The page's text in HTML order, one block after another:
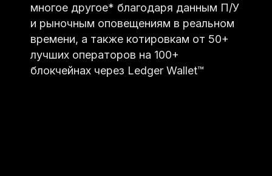
многое другое* благодаря данным П/У
и рыночным оповещениям в реальном
времени, а также котировкам от 50+
лучших операторов на 100+
блокчейнах через Ledger Wallet™